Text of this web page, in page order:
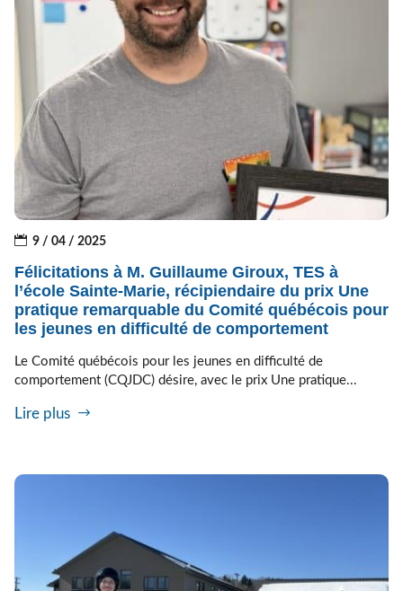
9 / 04 / 2025
Félicitations à M. Guillaume Giroux, TES à
l’école Sainte-Marie, récipiendaire du prix Une
pratique remarquable du Comité québécois pour
les jeunes en difficulté de comportement
Le Comité québécois pour les jeunes en difficulté de
comportement (CQJDC) désire, avec le prix Une pratique...
Lire plus